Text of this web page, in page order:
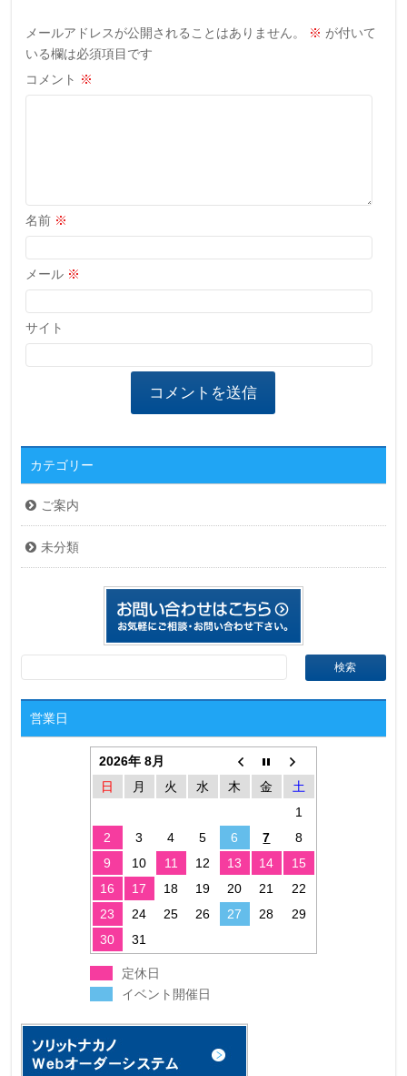
メールアドレスが公開されることはありません。 ※ が付いて
いる欄は必須項目です
コメント ※
名前 ※
メール ※
サイト
カテゴリー
ご案内
未分類
営業日
2026年 8月
日
月 火 水 木 金
土
1
2
3 4 5 6 7
8
9
10 11 12 13 14
15
16
17 18 19 20 21
22
23
24 25 26 27 28
29
30
31
定休日
イベント開催日